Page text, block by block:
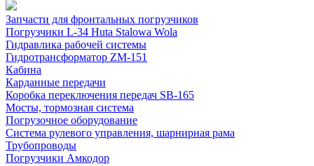
Запчасти для фронтальных погрузчиков
Погрузчики L-34 Huta Stalowa Wola
Гидравлика рабочей системы
Гидротрансформатор ZM-151
Кабина
Карданные передачи
Коробка переключения передач SB-165
Мосты, тормозная система
Погрузочное оборудование
Система рулевого управления, шарнирная рама
Трубопроводы
Погрузчики Амкодор